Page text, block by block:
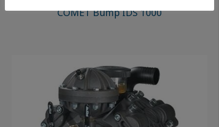
COMET Bump IDS 1000